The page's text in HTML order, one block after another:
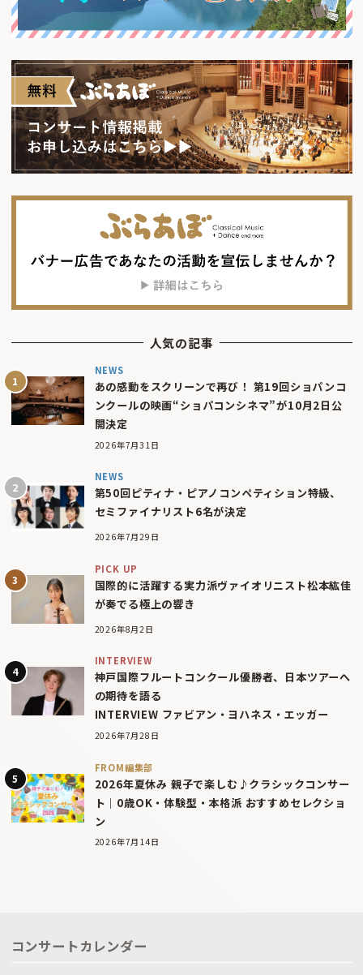
人気の記事
NEWS
あの感動をスクリーンで再び！ 第19回ショパンコ
ンクールの映画“ショパコンシネマ”が10月2日公
開決定
2026年7月31日
NEWS
第50回ピティナ・ピアノコンペティション特級、
セミファイナリスト6名が決定
2026年7月29日
PICK UP
国際的に活躍する実力派ヴァイオリニスト松本紘佳
が奏でる極上の響き
2026年8月2日
INTERVIEW
神戸国際フルートコンクール優勝者、日本ツアーへ
の期待を語る
INTERVIEW ファビアン・ヨハネス・エッガー
2026年7月28日
FROM編集部
2026年夏休み 親子で楽しむ♪クラシックコンサー
ト｜0歳OK・体験型・本格派 おすすめセレクショ
ン
2026年7月14日
コンサートカレンダー